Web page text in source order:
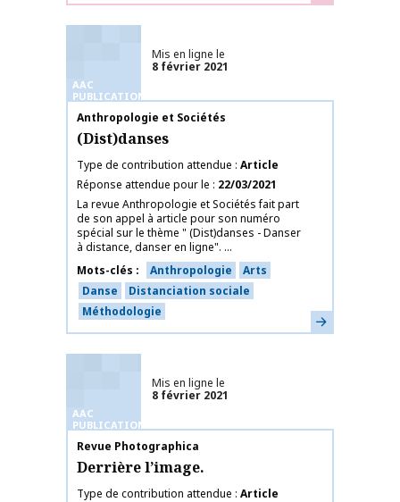
AAC
PUBLICATIONS
Mis en ligne le
8 février 2021
Nom de la publication
Anthropologie et Sociétés
(Dist)danses
Type de contribution attendue Article
Réponse attendue pour le
22/03/2021
La revue Anthropologie et Sociétés fait part
de son appel à article pour son numéro
spécial sur le thème " (Dist)danses - Danser
à distance, danser en ligne". ...
Mots-clés
Anthropologie
Arts
Danse
Distanciation sociale
Méthodologie
En savoir plus
AAC
PUBLICATIONS
Mis en ligne le
8 février 2021
Nom de la publication
Revue Photographica
Derrière l’image.
Type de contribution attendue Article